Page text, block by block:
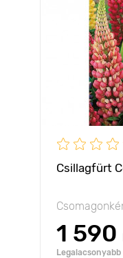
Csillagfürt
1 590